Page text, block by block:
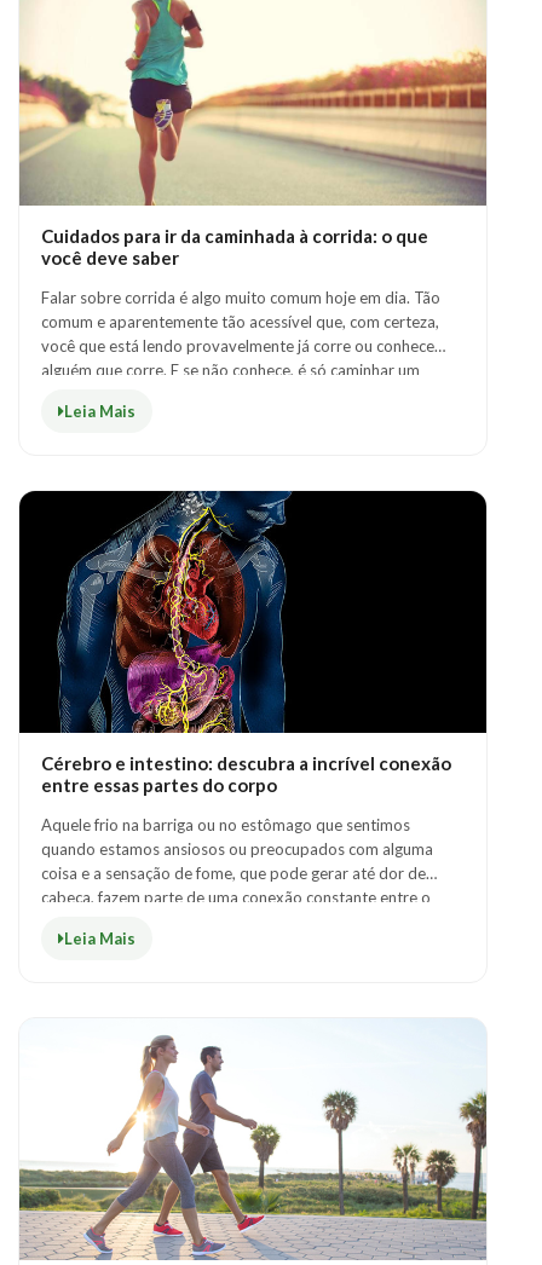
Cuidados para ir da caminhada à corrida: o que
você deve saber
Falar sobre corrida é algo muito comum hoje em dia. Tão
comum e aparentemente tão acessível que, com certeza,
você que está lendo provavelmente já corre ou conhece
alguém que corre. E se não conhece, é só caminhar um
Leia Mais
Cérebro e intestino: descubra a incrível conexão
entre essas partes do corpo
Aquele frio na barriga ou no estômago que sentimos
quando estamos ansiosos ou preocupados com alguma
coisa e a sensação de fome, que pode gerar até dor de
cabeça, fazem parte de uma conexão constante entre o
Leia Mais